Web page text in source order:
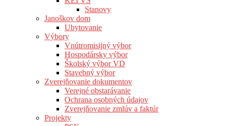
Stanovy
Janoškov dom
Ubytovanie
Výbory
Vnútromisijný výbor
Hospodársky výbor
Školský výbor VD
Stavebný výbor
Zverejňovanie dokumentov
Verejné obstarávanie
Ochrana osobných údajov
Zverejňovanie zmlúv a faktúr
Projekty